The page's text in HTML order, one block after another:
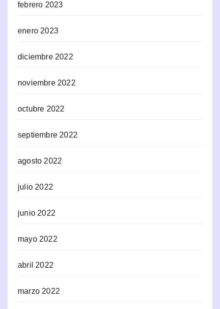
febrero 2023
enero 2023
diciembre 2022
noviembre 2022
octubre 2022
septiembre 2022
agosto 2022
julio 2022
junio 2022
mayo 2022
abril 2022
marzo 2022